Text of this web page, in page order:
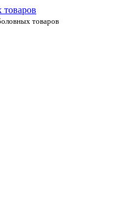
товаров